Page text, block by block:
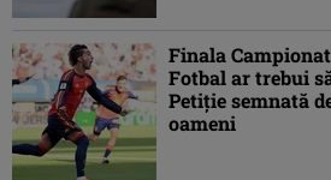
Finala
Fotbal ar trebui
Petiție semnată
oameni